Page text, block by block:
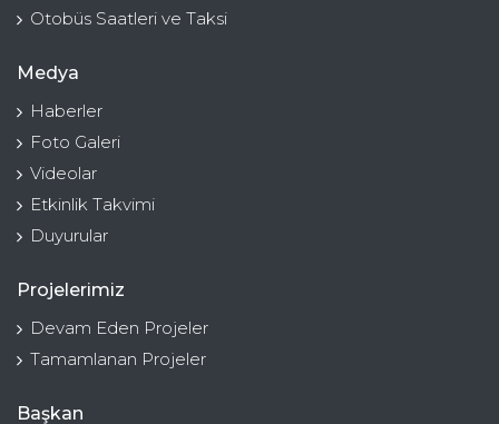
Otobüs Saatleri ve Taksi
Medya
Haberler
Foto Galeri
Videolar
Etkinlik Takvimi
Duyurular
Projelerimiz
Devam Eden Projeler
Tamamlanan Projeler
Başkan